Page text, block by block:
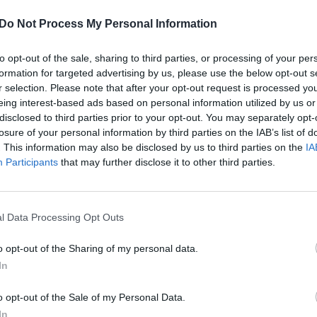
Do Not Process My Personal Information
opt-out of the sale, sharing to third parties, or processing of your
for targeted advertising by us, please use the below opt-out
selection. Please note that after your opt-out request is processed
interest-based ads based on personal information utilized by us
to third parties prior to your opt-out. You may separately
of your personal information by third parties on the IAB’s list of
This information may also be disclosed by us to third parties on the
Participants that may further disclose it to other third parties.
Data Processing Opt Outs
opt-out of the Sharing of my personal data.
opt-out of the Sale of my Personal Data.
tiekėjo, bus
tai kainuos ketvirtadaliu brangiau.Elektros
klientų: piktinasi, kad už durų stovi po kelias
Elektros tinklo paslaugos gyventojai
akimirką prieš mirtį: „Tai buvo simbolinis